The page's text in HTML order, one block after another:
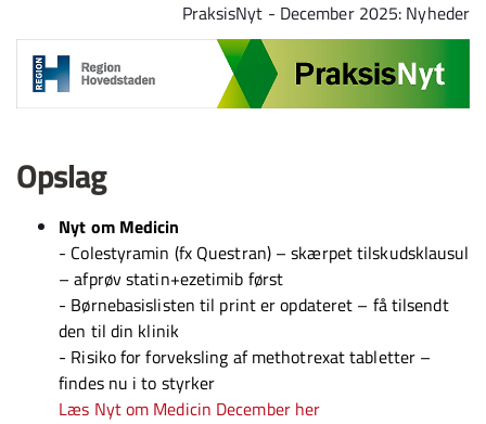
PraksisNyt - December 2025: Nyheder
Opslag
Nyt om Medicin
- Colestyramin (fx Questran) – skærpet tilskudsklausul
– afprøv statin+ezetimib først
- Børnebasislisten til print er opdateret – få tilsendt
den til din klinik
- Risiko for forveksling af methotrexat tabletter –
findes nu i to styrker
Læs Nyt om Medicin December her